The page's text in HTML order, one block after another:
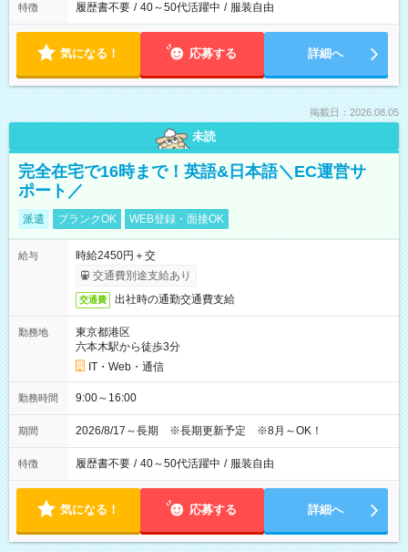
特徴 履歴書不要 / 40～50代活躍中 / 服装自由
気になる！ 応募する 詳細へ
掲載日：2026.08.05
未読
完全在宅で16時まで！英語&日本語＼EC運営サ
ポート／
派遣 ブランクOK WEB登録・面接OK
給与
時給2450円＋交
交通費別途支給あり
交通費 出社時の通勤交通費支給
勤務地
東京都港区
六本木駅から徒歩3分
IT・Web・通信
勤務時間 9:00～16:00
期間 2026/8/17～長期 ※長期更新予定 ※8月～OK！
特徴 履歴書不要 / 40～50代活躍中 / 服装自由
気になる！ 応募する 詳細へ